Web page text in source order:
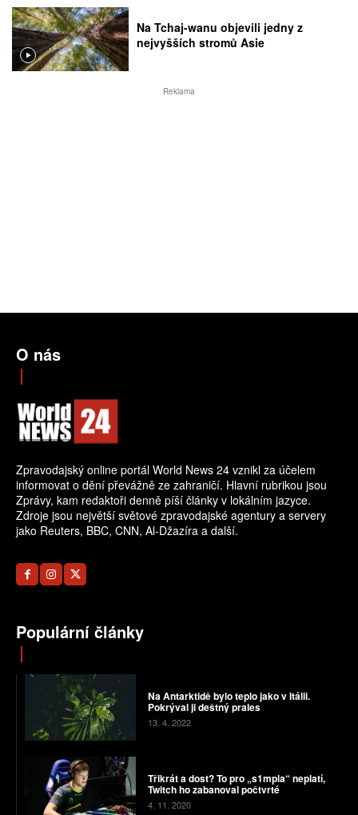
Na Tchaj-wanu objevili jedny z
nejvyšších stromů Asie
Reklama
O nás
Zpravodajský online portál World News 24 vznikl za účelem
informovat o dění převážně ze zahraničí. Hlavní rubrikou jsou
Zprávy, kam redaktoři denně píší články v lokálním jazyce.
Zdroje jsou největší světové zpravodajské agentury a servery
jako Reuters, BBC, CNN, Al-Džazíra a další.
Populární články
Na Antarktidě bylo teplo jako v Itálii.
Pokrýval ji deštný prales
13. 4. 2022
Třikrát a dost? To pro „s1mpla“ neplatí,
Twitch ho zabanoval počtvrté
4. 11. 2020